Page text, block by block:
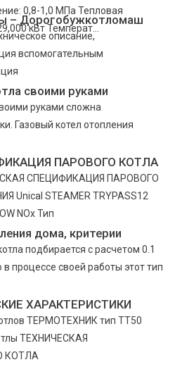
0,8-1,0 МПа Тепловая
кВт Температ...
– Дорогобужкотломаш
описание,
вспомогательным
своими руками
руками сложна
Газовый котел отопления
ПАРОВОГО КОТЛА
СПЕЦИФИКАЦИЯ ПАРОВОГО
STEAMER TRYPASS12
NOx Тип
дома, критерии
подбирается с расчетом 0.1
процессе своей работы этот тип
ХАРАКТЕРИСТИКИ
ТЕРМОТЕХНИК тип ТТ50
ТЕХНИЧЕСКАЯ
КОТЛА